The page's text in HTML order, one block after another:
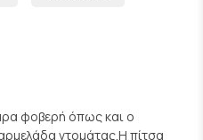
φοβερή όπως και ο
ντομάτας.Η πίτσα